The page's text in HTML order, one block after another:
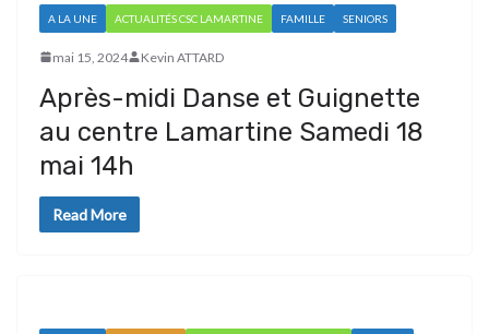
A LA UNE ACTUALITÉS CSC LAMARTINE FAMILLE SENIORS
mai 15, 2024 Kevin ATTARD
Après-midi Danse et Guignette
au centre Lamartine Samedi 18
mai 14h
Read More